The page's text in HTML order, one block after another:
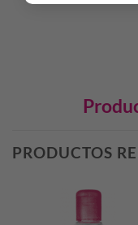
PRODUCTOS